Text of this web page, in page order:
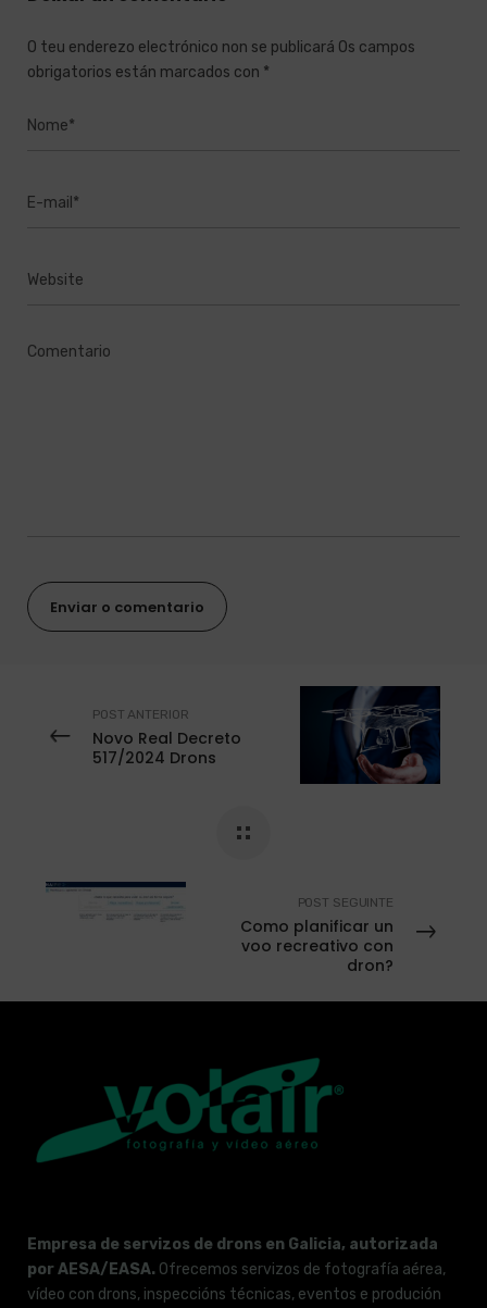
O teu enderezo electrónico non se publicará Os campos
obrigatorios están marcados con *
POST ANTERIOR
Novo Real Decreto
517/2024 Drons
POST SEGUINTE
Como planificar un
voo recreativo con
dron?
Empresa de servizos de drons en Galicia, autorizada
por AESA/EASA. Ofrecemos servizos de fotografía aérea,
vídeo con drons, inspeccións técnicas, eventos e produción